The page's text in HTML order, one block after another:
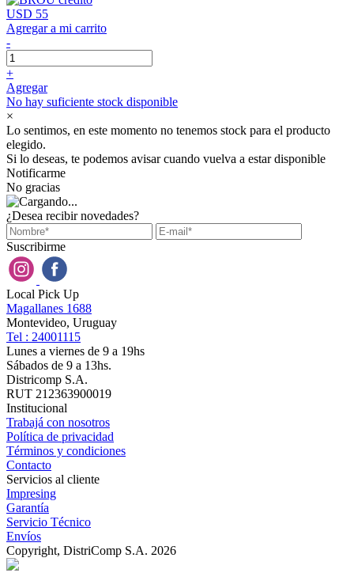
USD 55
Agregar a mi carrito
-
+
Agregar
No hay suficiente stock disponible
×
Lo sentimos, en este momento no tenemos stock para el producto
elegido.
Si lo deseas, te podemos avisar cuando vuelva a estar disponible
Notificarme
No gracias
¿Desea recibir novedades?
Suscribirme
Local Pick Up
Magallanes 1688
Montevideo, Uruguay
Tel : 24001115
Lunes a viernes de 9 a 19hs
Sábados de 9 a 13hs.
Districomp S.A.
RUT 212363900019
Institucional
Trabajá con nosotros
Política de privacidad
Términos y condiciones
Contacto
Servicios al cliente
Impresing
Garantía
Servicio Técnico
Envíos
Copyright, DistriComp S.A. 2026